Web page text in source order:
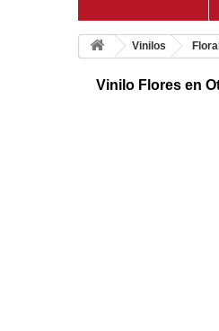
Vinilos
Vinilo Flores en